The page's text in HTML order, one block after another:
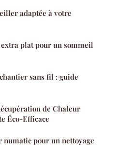
adaptée à votre
plat pour un sommeil
sans fil : guide
de Chaleur
Éco-Efficace
numatic pour un nettoyage